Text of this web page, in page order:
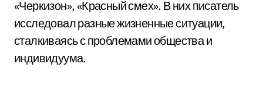
«Черкизон», «Красный смех». В них писатель
исследовал разные жизненные ситуации,
сталкиваясь с проблемами общества и
индивидуума.